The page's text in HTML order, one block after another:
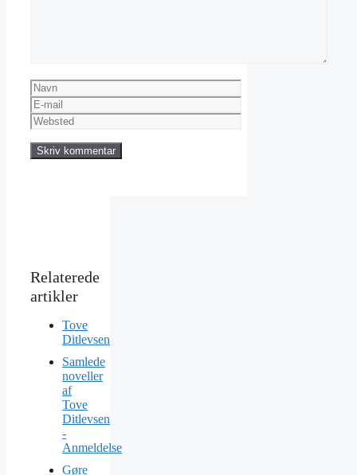
Navn
E-
mail
Websted
Tove
Ditlevsen
Samlede
noveller
af
Tove
Ditlevsen
-
Anmeldelse
Gøre